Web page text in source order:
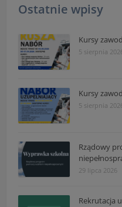
Ostatnie wpisy
Kursy
5 sierpnia
Kursy
5 sierpnia
Rządowy
29 lipca 2026
Rekrutacja